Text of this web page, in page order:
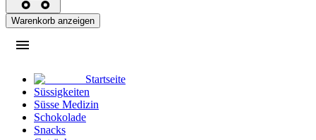
Warenkorb anzeigen
Startseite
Süssigkeiten
Süsse Medizin
Schokolade
Snacks